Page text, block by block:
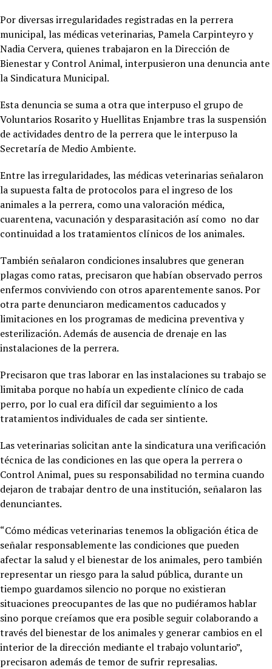
Por diversas irregularidades registradas en la perrera
municipal, las médicas veterinarias, Pamela Carpinteyro y
Nadia Cervera, quienes trabajaron en la Dirección de
Bienestar y Control Animal, interpusieron una denuncia ante
la Sindicatura Municipal.
Esta denuncia se suma a otra que interpuso el grupo de
Voluntarios Rosarito y Huellitas Enjambre tras la suspensión
de actividades dentro de la perrera que le interpuso la
Secretaría de Medio Ambiente.
Entre las irregularidades, las médicas veterinarias señalaron
la supuesta falta de protocolos para el ingreso de los
animales a la perrera, como una valoración médica,
cuarentena, vacunación y desparasitación así como no dar
continuidad a los tratamientos clínicos de los animales.
También señalaron condiciones insalubres que generan
plagas como ratas, precisaron que habían observado perros
enfermos conviviendo con otros aparentemente sanos. Por
otra parte denunciaron medicamentos caducados y
limitaciones en los programas de medicina preventiva y
esterilización. Además de ausencia de drenaje en las
instalaciones de la perrera.
Precisaron que tras laborar en las instalaciones su trabajo se
limitaba porque no había un expediente clínico de cada
perro, por lo cual era difícil dar seguimiento a los
tratamientos individuales de cada ser sintiente.
Las veterinarias solicitan ante la sindicatura una verificación
técnica de las condiciones en las que opera la perrera o
Control Animal, pues su responsabilidad no termina cuando
dejaron de trabajar dentro de una institución, señalaron las
denunciantes.
“Cómo médicas veterinarias tenemos la obligación ética de
señalar responsablemente las condiciones que pueden
afectar la salud y el bienestar de los animales, pero también
representar un riesgo para la salud pública, durante un
tiempo guardamos silencio no porque no existieran
situaciones preocupantes de las que no pudiéramos hablar
sino porque creíamos que era posible seguir colaborando a
través del bienestar de los animales y generar cambios en el
interior de la dirección mediante el trabajo voluntario”,
precisaron además de temor de sufrir represalias.